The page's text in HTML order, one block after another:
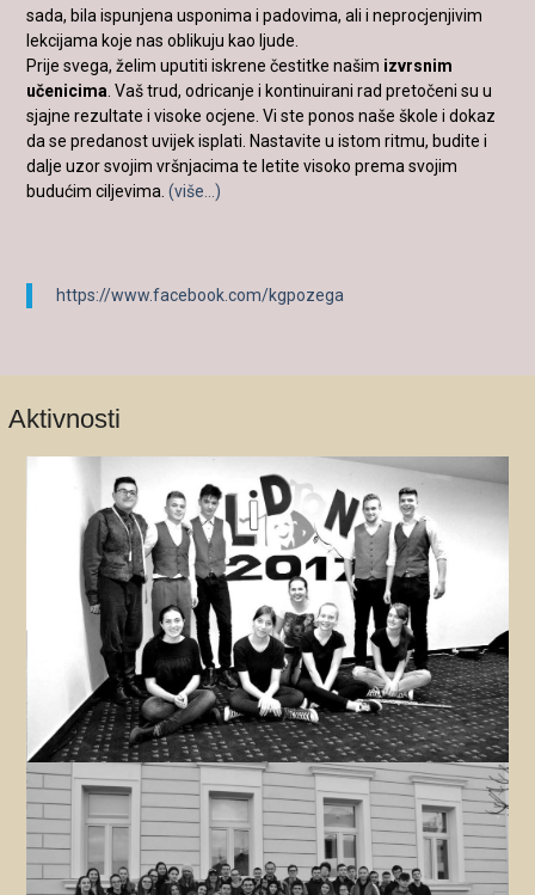
sada, bila ispunjena usponima i padovima, ali i neprocjenjivim
lekcijama koje nas oblikuju kao ljude.
Prije svega, želim uputiti iskrene čestitke našim izvrsnim
učenicima . Vaš trud, odricanje i kontinuirani rad pretočeni su u
sjajne rezultate i visoke ocjene. Vi ste ponos naše škole i dokaz
da se predanost uvijek isplati. Nastavite u istom ritmu, budite i
dalje uzor svojim vršnjacima te letite visoko prema svojim
budućim ciljevima. (više…)
https://www.facebook.com/kgpozega
Aktivnosti
Dramsko-jezična radionica
Zanima me
Školsko planinarsko društvo Pegaz